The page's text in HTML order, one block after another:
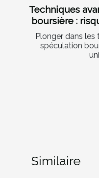
Techniques
boursière :
Plonger dans les
spéculation
Similaire